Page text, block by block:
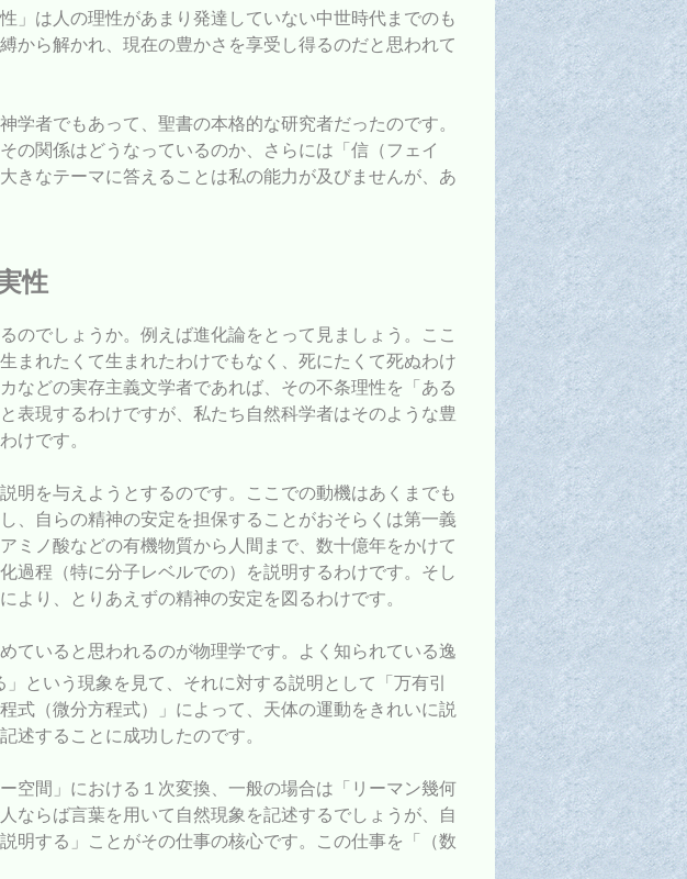
」は人の理性があまり発達していない中世時代までのも
から解かれ、現在の豊かさを享受し得るのだと思われて
者でもあって、聖書の本格的な研究者だったのです。
の関係はどうなっているのか、さらには「信（フェイ
きなテーマに答えることは私の能力が及びませんが、あ
性
のでしょうか。例えば進化論をとって見ましょう。ここ
まれたくて生まれたわけでもなく、死にたくて死ぬわけ
などの実存主義文学者であれば、その不条理性を「ある
表現するわけですが、私たち自然科学者はそのような豊
けです。
明を与えようとするのです。ここでの動機はあくまでも
、自らの精神の安定を担保することがおそらくは第一義
ミノ酸などの有機物質から人間まで、数十億年をかけて
過程（特に分子レベルでの）を説明するわけです。そし
り、とりあえずの精神の安定を図るわけです。
ていると思われるのが物理学です。よく知られている逸
という現象を見て、それに対する説明として「万有引
式（微分方程式）」によって、天体の運動をきれいに説
述することに成功したのです。
空間」における１次変換、一般の場合は「リーマン幾何
ならば言葉を用いて自然現象を記述するでしょうが、自
明する」ことがその仕事の核心です。この仕事を「（数